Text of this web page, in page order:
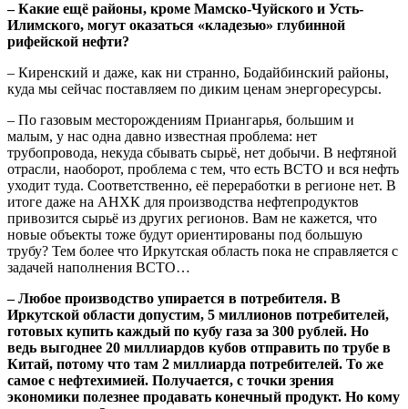
– Какие ещё районы, кроме Мамско-Чуйского и Усть-
Илимского, могут оказаться «кладезью» глубинной
рифейской нефти?
– Киренский и даже, как ни странно, Бодайбинский районы,
куда мы сейчас поставляем по диким ценам энергоресурсы.
– По газовым месторождениям Приангарья, большим и
малым, у нас одна давно известная проблема: нет
трубопровода, некуда сбывать сырьё, нет добычи. В нефтяной
отрасли, наоборот, проблема с тем, что есть ВСТО и вся нефть
уходит туда. Соответственно, её переработки в регионе нет. В
итоге даже на АНХК для производства нефтепродуктов
привозится сырьё из других регионов. Вам не кажется, что
новые объекты тоже будут ориентированы под большую
трубу? Тем более что Иркутская область пока не справляется с
задачей наполнения ВСТО…
– Любое производство упирается в потребителя. В
Иркутской области допустим, 5 миллионов потребителей,
готовых купить каждый по кубу газа за 300 рублей. Но
ведь выгоднее 20 миллиардов кубов отправить по трубе в
Китай, потому что там 2 миллиарда потребителей. То же
самое с нефтехимией. Получается, с точки зрения
экономики полезнее продавать конечный продукт. Но кому